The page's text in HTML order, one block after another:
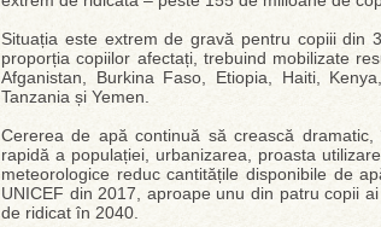
Situația este extrem de gravă pentru copiii din
proporția copiilor afectați, trebuind mobilizate
Afganistan, Burkina Faso, Etiopia, Haiti,
Tanzania și Yemen.
Cererea de apă continuă să crească
rapidă a populației, urbanizarea, proasta
meteorologice reduc cantitățile disponibile de
UNICEF din 2017, aproape unu din patru copii
de ridicat în 2040.